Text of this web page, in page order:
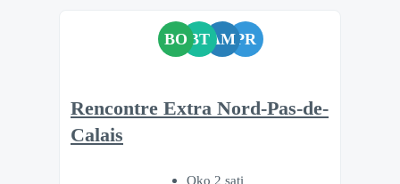
BO BTAMPR
Rencontre Extra Nord-Pas-de-
Calais
Oko 2 sati